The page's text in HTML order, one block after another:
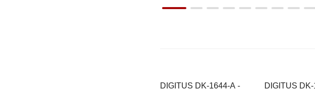
Auf Lager
DIGITUS DK-1644-A -
Auf Lager
DIGITUS